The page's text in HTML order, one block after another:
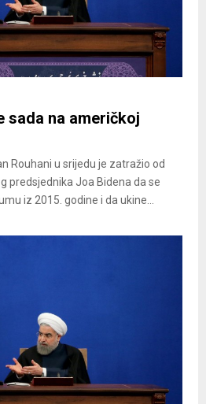
sada na američkoj
Rouhani u srijedu je zatražio od
predsjednika Joa Bidena da se
iz 2015. godine i da ukine...